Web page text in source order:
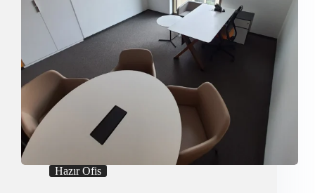
Hazır Ofis